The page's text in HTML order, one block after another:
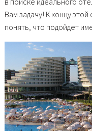
Вам задачу! К концу
понять, что подойдет